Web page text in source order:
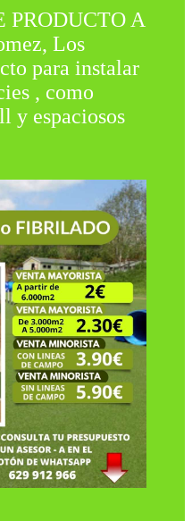
PRODUCTO A
Los
para instalar
, como
y espaciosos